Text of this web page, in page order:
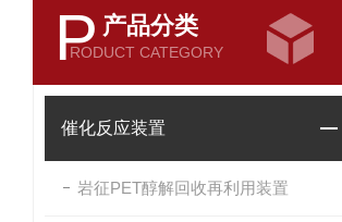
P 产品分类
RODUCT CATEGORY
催化反应装置
岩征PET醇解回收再利用装置